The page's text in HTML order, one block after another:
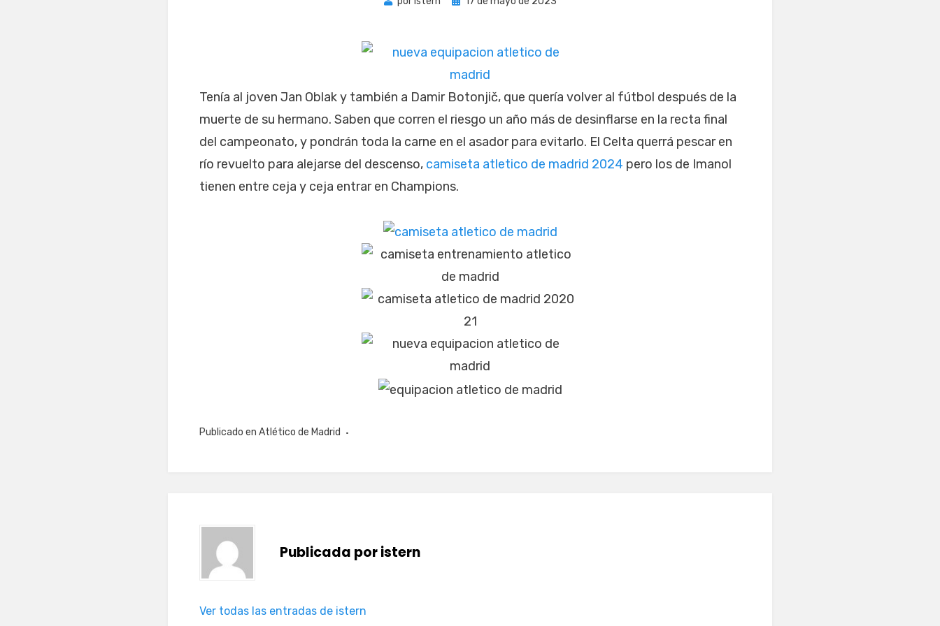
Tenía al joven Jan Oblak y también a Damir Botonjič, que quería volver al fútbol después de la
muerte de su hermano. Saben que corren el riesgo un año más de desinflarse en la recta final
del campeonato, y pondrán toda la carne en el asador para evitarlo. El Celta querrá pescar en
río revuelto para alejarse del descenso, camiseta atletico de madrid 2024 pero los de Imanol
tienen entre ceja y ceja entrar en Champions.
Publicado en Atlético de Madrid
Publicada poristern
Ver todas las entradas de istern